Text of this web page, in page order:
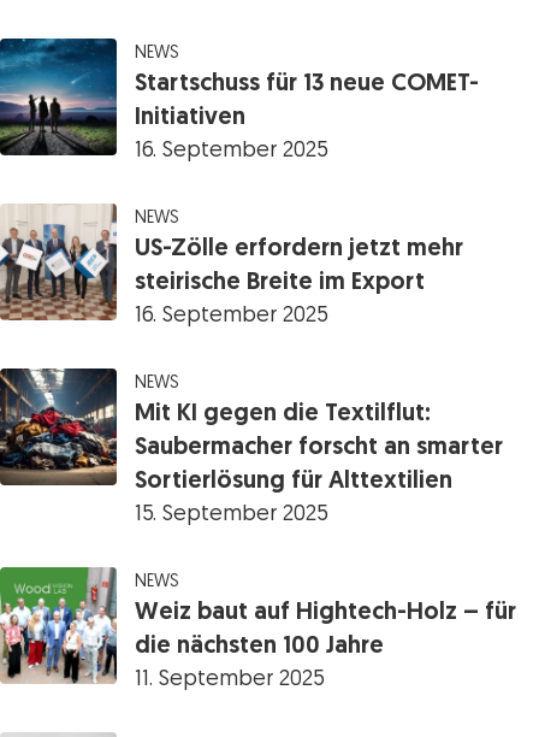
NEWS
Startschuss für 13 neue COMET-
Initiativen
16. September 2025
NEWS
US-Zölle erfordern jetzt mehr
steirische Breite im Export
16. September 2025
NEWS
Mit KI gegen die Textilflut:
Saubermacher forscht an smarter
Sortierlösung für Alttextilien
15. September 2025
NEWS
Weiz baut auf Hightech-Holz – für
die nächsten 100 Jahre
11. September 2025